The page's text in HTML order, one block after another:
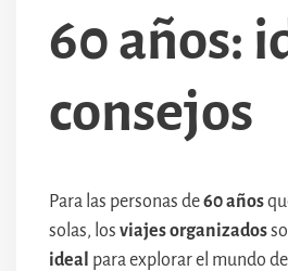
60 años:
consejos
Para las personas de60 años
solas, los viajes organizados
ideal para explorar el mundo